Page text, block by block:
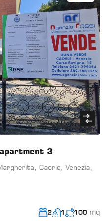
3
Caorle, Venezia,
2 1 100 mq